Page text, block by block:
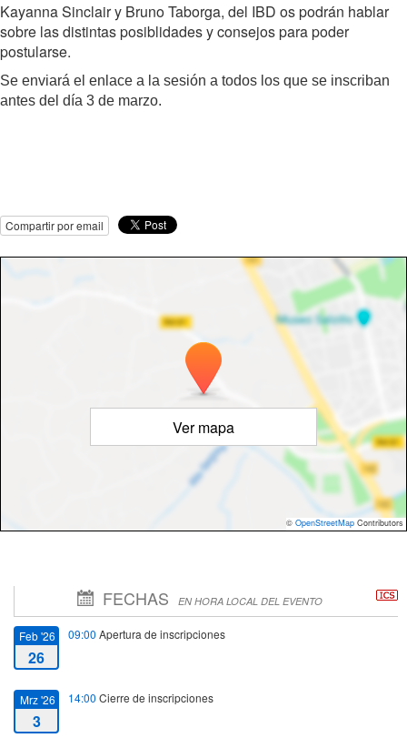
Kayanna Sinclair y Bruno Taborga, del IBD os podrán hablar
sobre las distintas posiblidades y consejos para poder
postularse.
Se enviará el enlace a la sesión a todos los que se inscriban
antes del día 3 de marzo.
Compartir por email
Ver mapa
© OpenStreetMap Contributors
FECHAS EN HORA LOCAL DEL EVENTO
Feb '26
26
09:00 Apertura de inscripciones
Mrz '26
3
14:00 Cierre de inscripciones